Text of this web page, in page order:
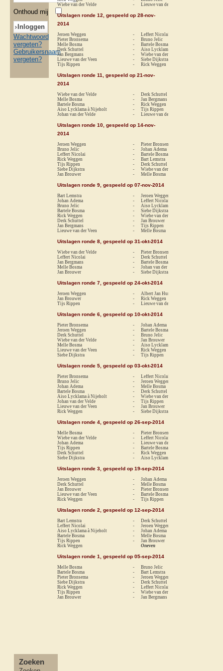
Onthoud mij
Wachtwoord
vergeten?
Gebruikersnaam
vergeten?
Wiebe van der Velde
- Lieuwe van der Veen
Uitslagen ronde 12, gespeeld op 28-nov-
2014
Jeroen Weggen - Leffert Nicolai
Pieter Bronsema
- Bruno Jelic
Melle Bosma
- Bartele Bosma
Derk Schuttel
- Aiso Lycklama à Nijeholt
Jan Bergmans
- Wiebe van der Velde
Lieuwe van der Veen
- Siebe Dijkstra
Tijs Rippen
- Rick Weggen
Uitslagen ronde 11, gespeeld op 21-nov-
2014
Wiebe van der Velde - Derk Schuttel
Melle Bosma
- Jan Bergmans
Bartele Bosma
- Rick Weggen
Aiso Lycklama à Nijeholt
- Tijs Rippen
Johan van der Velde
- Lieuwe van der Veen
Uitslagen ronde 10, gespeeld op 14-nov-
2014
Jeroen Weggen - Pieter Bronsema
Bruno Jelic
- Johan Adema
Leffert Nicolai
- Bartele Bosma
Rick Weggen
- Bart Lemstra
Tijs Rippen
- Derk Schuttel
Siebe Dijkstra
- Wiebe van der Velde
Jan Brouwer
- Melle Bosma
Uitslagen ronde 9, gespeeld op 07-nov-2014
Bart Lemstra - Jeroen Weggen
Johan Adema
- Leffert Nicolai
Bruno Jelic
- Aiso Lycklama à Nijeholt
Bartele Bosma
- Siebe Dijkstra
Rick Weggen
- Wiebe van der Velde
Derk Schuttel
- Jan Brouwer
Jan Bergmans
- Tijs Rippen
Lieuwe van der Veen
- Melle Bosma
Uitslagen ronde 8, gespeeld op 31-okt-2014
Wiebe van der Velde - Pieter Bronsema
Leffert Nicolai
- Derk Schuttel
Jan Bergmans
- Bartele Bosma
Melle Bosma
- Johan van der Velde
Jan Brouwer
- Siebe Dijkstra
Uitslagen ronde 7, gespeeld op 24-okt-2014
Jeroen Weggen - Albert Jan Hummel
Jan Brouwer
- Rick Weggen
Tijs Rippen
- Lieuwe van der Veen
Uitslagen ronde 6, gespeeld op 10-okt-2014
Pieter Bronsema - Johan Adema
Jeroen Weggen
- Bartele Bosma
Derk Schuttel
- Bruno Jelic
Wiebe van der Velde
- Jan Brouwer
Melle Bosma
- Aiso Lycklama à Nijeholt
Lieuwe van der Veen
- Rick Weggen
Siebe Dijkstra
- Tijs Rippen
Uitslagen ronde 5, gespeeld op 03-okt-2014
Pieter Bronsema - Leffert Nicolai
Bruno Jelic
- Jeroen Weggen
Johan Adema
- Melle Bosma
Bartele Bosma
- Derk Schuttel
Aiso Lycklama à Nijeholt
- Wiebe van der Velde
Johan van der Velde
- Tijs Rippen
Lieuwe van der Veen
- Jan Brouwer
Rick Weggen
- Siebe Dijkstra
Uitslagen ronde 4, gespeeld op 26-sep-2014
Melle Bosma - Pieter Bronsema
Wiebe van der Velde
- Leffert Nicolai
Johan Adema
- Lieuwe van der Veen
Tijs Rippen
- Bartele Bosma
Derk Schuttel
- Rick Weggen
Siebe Dijkstra
- Aiso Lycklama à Nijeholt
Uitslagen ronde 3, gespeeld op 19-sep-2014
Jeroen Weggen - Johan Adema
Derk Schuttel
- Melle Bosma
Jan Brouwer
- Pieter Bronsema
Lieuwe van der Veen
- Bartele Bosma
Rick Weggen
- Tijs Rippen
Uitslagen ronde 2, gespeeld op 12-sep-2014
Bart Lemstra - Derk Schuttel
Leffert Nicolai
- Jeroen Weggen
Aiso Lycklama à Nijeholt
- Johan Adema
Bartele Bosma
- Melle Bosma
Tijs Rippen
- Jan Brouwer
Rick Weggen
Oneven
Uitslagen ronde 1, gespeeld op 05-sep-2014
Melle Bosma - Bruno Jelic
Bartele Bosma
- Bart Lemstra
Pieter Bronsema
- Jeroen Weggen
Siebe Dijkstra
- Derk Schuttel
Rick Weggen
- Leffert Nicolai
Tijs Rippen
- Wiebe van der Velde
Jan Brouwer
- Jan Bergmans
Zoeken